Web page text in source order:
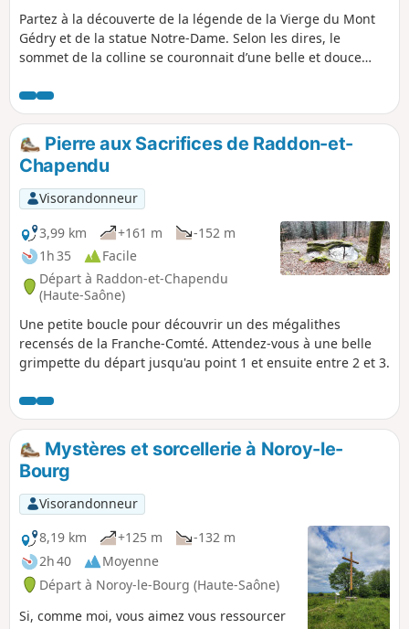
Partez à la découverte de la légende de la Vierge du Mont
Gédry et de la statue Notre-Dame. Selon les dires, le
sommet de la colline se couronnait d’une belle et douce
pierre de grès rose : La Tounôle. La colline offre un
magnifique point de vue sur les premiers contreforts du
Massif des Vosges.
Pierre aux Sacrifices de Raddon-et-
Chapendu
Visorandonneur
3,99 km
+161 m
-152 m
1h 35
Facile
Départ à Raddon-et-Chapendu
(Haute-Saône)
Une petite boucle pour découvrir un des mégalithes
recensés de la Franche-Comté. Attendez-vous à une belle
grimpette du départ jusqu'au point 1 et ensuite entre 2 et 3.
Mystères et sorcellerie à Noroy-le-
Bourg
Visorandonneur
8,19 km
+125 m
-132 m
2h 40
Moyenne
Départ à Noroy-le-Bourg (Haute-Saône)
Si, comme moi, vous aimez vous ressourcer